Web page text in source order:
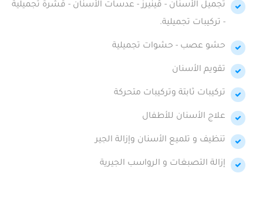
تجميل الأسنان - ڤينيرز - عدسات الأسنان - قشرة تجميلية
- تركيبات تجميلية.
حشو عصب - حشوات تجميلية
تقويم الأسنان
تركيبات ثابتة وتركيبات متحركة
علاج الأسنان للأطفال
تنظيف و تلميع الأسنان وإزالة الجير
إزالة التصبغات و الرواسب الجيرية